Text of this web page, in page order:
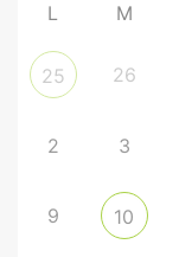
L M
25 26
2 3
9 10